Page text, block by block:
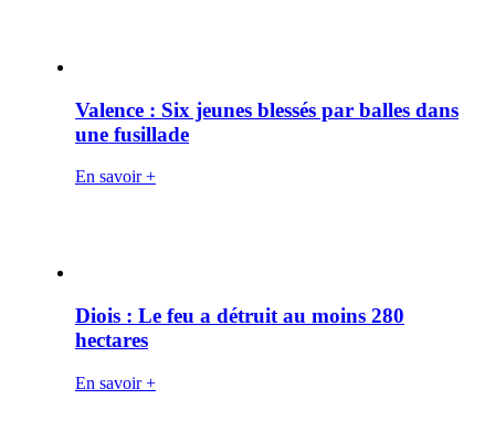
Valence : Six jeunes blessés par balles dans
une fusillade
En savoir +
Diois : Le feu a détruit au moins 280
hectares
En savoir +